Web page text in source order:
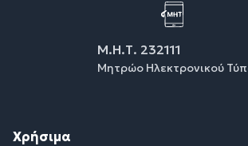
Μ.Η.Τ. 232111
Μητρώο Ηλεκτρονικού
Χρήσιμα